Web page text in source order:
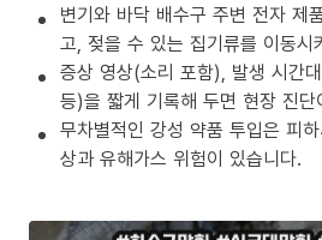
변기와 바닥 배수구 주변 전자 제
고, 젖을 수 있는 집기류를 이동시
증상 영상(소리 포함), 발생 시간
등)을 짧게 기록해 두면 현장 진단
무차별적인 강성 약품 투입은 피
상과 유해가스 위험이 있습니다.